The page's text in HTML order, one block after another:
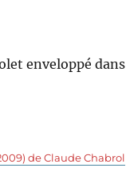
enveloppé dans
de Claude Chabrol